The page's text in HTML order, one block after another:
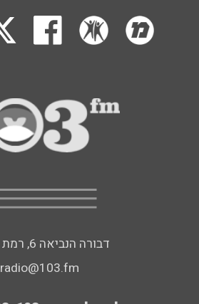
דבורה הנביאה 6, רמת השרון
radio@103.fm